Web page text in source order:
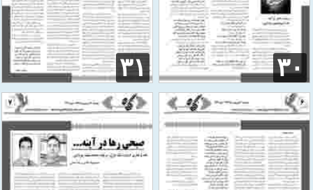
۳۰ ۳۱